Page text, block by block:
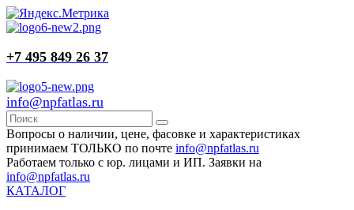
+7 495 849 26 37
info@npfatlas.ru
Вопросы о наличии, цене, фасовке и характеристиках
принимаем ТОЛЬКО по почте info@npfatlas.ru
Работаем только с юр. лицами и ИП. Заявки на
info@npfatlas.ru
КАТАЛОГ